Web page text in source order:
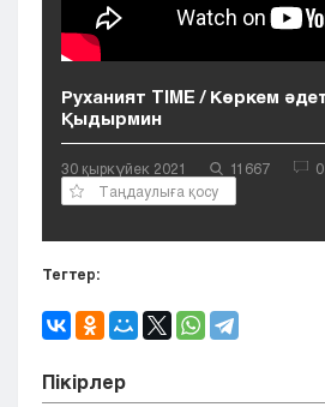
Шымкент
Руханият TIME / Көркем
Қыдырмин
30 қыркүйек 2021 11667
0
Таңдаулыға қосу
Тегтер:
Пікірлер